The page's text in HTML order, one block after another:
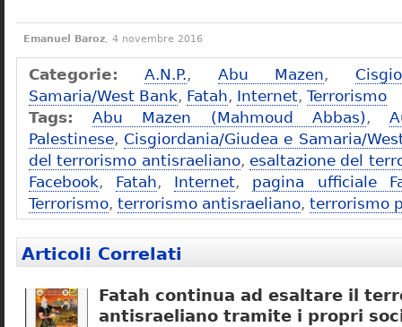
Emanuel Baroz, 4 novembre 2016
Categorie: A.N.P., Abu Mazen,
Samaria/West Bank, Fatah, Internet, Terrorismo
Tags:
Abu Mazen (Mahmoud Abbas),
Palestinese, Cisgiordania/Giudea e Samaria/
del terrorismo antisraeliano, esaltazione del
Facebook, Fatah, Internet, pagina ufficiale
Terrorismo, terrorismo antisraeliano, terrorismo
Articoli Correlati
Fatah continua ad esaltare il
antisraeliano tramite i propri